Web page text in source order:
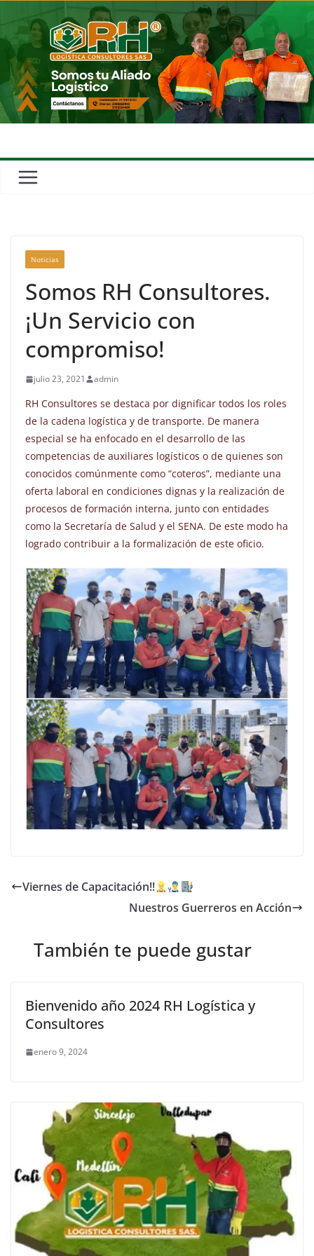
Noticias
Somos RH Consultores.
¡Un Servicio con
compromiso!
julio 23, 2021 admin
RH Consultores se destaca por dignificar todos los roles
de la cadena logística y de transporte. De manera
especial se ha enfocado en el desarrollo de las
competencias de auxiliares logísticos o de quienes son
conocidos comúnmente como “coteros”, mediante una
oferta laboral en condiciones dignas y la realización de
procesos de formación interna, junto con entidades
como la Secretaría de Salud y el SENA. De este modo ha
logrado contribuir a la formalización de este oficio.
Viernes de Capacitación!!
Nuestros Guerreros en Acción
También te puede gustar
Bienvenido año 2024 RH Logística y
Consultores
enero 9, 2024